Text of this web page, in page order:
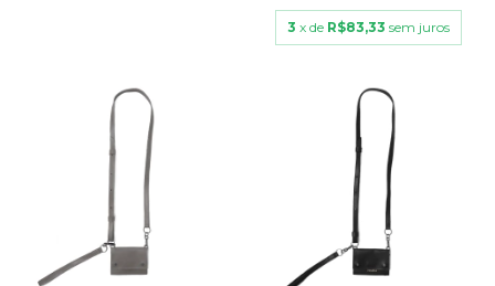
3 x de R$83,33 sem juros